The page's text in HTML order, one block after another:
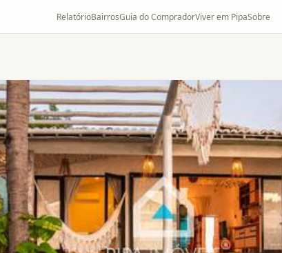
RelatórioBairrosGuia do CompradorViver em PipaSobre